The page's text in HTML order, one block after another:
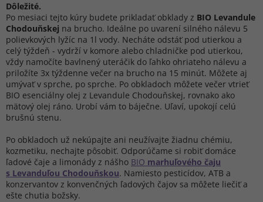
Dôležité.
Po mesiaci tejto kúry budete prikladať obklady z BIO Levandule
Chodouňskej na brucho. Ideálne po uvarení silného nálevu 5
polievkových lyžíc na 1l vody. Necháte odstáť pod utierkou a
celý týždeň - vydrží v komore alebo chladničke pod utierkou,
vždy namočíte bavlnený uteráčik do ľahko ohriateho nálevu a
priložíte 3x týždenne večer na brucho na 15 minút. Môžete aj
umývať v sprche, po sprche. Po obkladoch môžete večer vtrieť
BIO esenciálny olej z Levandule Chodouňskej, rovnako ako
mätový olej ráno. Urobí vám to báječne. Uľaví, upokojí celú
brušnú stenu.
Po obkladoch už nekúpajte ani neužívajte žiadnu chémiu,
kozmetiku, nechajte pôsobiť. Odporúčame si robiť domáce
ľadové čaje a limonády z nášho BIO marhuľového čaju
s Levanduľou Chodouňskou. Namiesto pesticídov, ATB a
konzervantov z konvenčných ľadových čajov sa môžete liečiť a
ešte chutia božsky.